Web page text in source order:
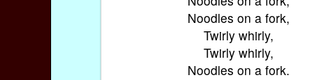
Noodles on a fork,
Twirly whirly,
Twirly whirly,
Noodles on a fork.